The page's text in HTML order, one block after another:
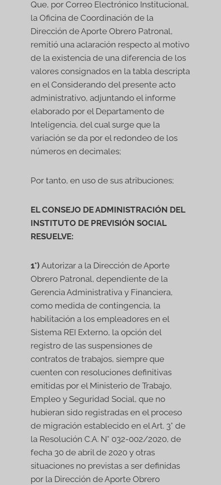
Que, por Correo Electrónico Institucional,
la Oficina de Coordinación de la
Dirección de Aporte Obrero Patronal,
remitió una aclaración respecto al motivo
de la existencia de una diferencia de los
valores consignados en la tabla descripta
en el Considerando del presente acto
administrativo, adjuntando el informe
elaborado por el Departamento de
Inteligencia, del cual surge que la
variación se da por el redondeo de los
números en decimales;
Por tanto, en uso de sus atribuciones;
EL CONSEJO DE ADMINISTRACIÓN DEL
INSTITUTO DE PREVISIÓN SOCIAL
RESUELVE:
1°) Autorizar a la Dirección de Aporte
Obrero Patronal, dependiente de la
Gerencia Administrativa y Financiera,
como medida de contingencia, la
habilitación a los empleadores en el
Sistema REI Externo, la opción del
registro de las suspensiones de
contratos de trabajos, siempre que
cuenten con resoluciones definitivas
emitidas por el Ministerio de Trabajo,
Empleo y Seguridad Social, que no
hubieran sido registradas en el proceso
de migración establecido en el Art. 3° de
la Resolución C.A. N° 032-002/2020, de
fecha 30 de abril de 2020 y otras
situaciones no previstas a ser definidas
por la Dirección de Aporte Obrero